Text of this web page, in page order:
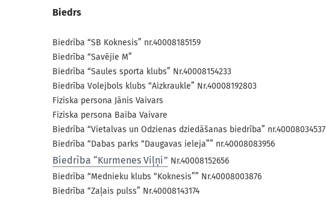
Biedrs
Biedrība “SB Koknesis” nr.40008185159
Biedrība “Savējie M”
Biedrība “Saules sporta klubs” Nr.40008154233
Biedrība Volejbols klubs “Aizkraukle” Nr.40008192803
Fiziska persona Jānis Vaivars
Fiziska persona Baiba Vaivare
Biedrība “Vietalvas un Odzienas dziedāšanas biedrība” nr.40008034537
Biedrība “Dabas parks “Daugavas ieleja”” nr.40008083956
Biedrība “Kurmenes Viļņi” Nr.40008152656
Biedrība “Mednieku klubs “Koknesis”” Nr.40008003876
Biedrība “Zaļais pulss” Nr.40008143174